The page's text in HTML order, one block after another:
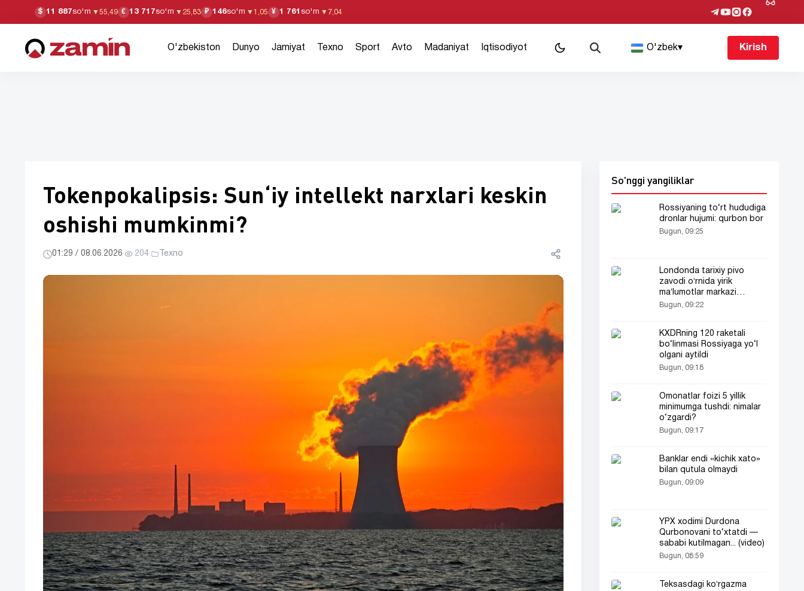
$ 11 887so'm ▼55,49 € 13 717so'm ▼ 25,83 ₽ 146so'm ▼1,05 ¥ 1 761 so'm ▼ 7,04
O'zbekiston Dunyo Jamiyat Texno Sport Avto Madaniyat Iqtisodiyot O'zbek▾ Kirish
Tokenpokalipsis: Sunʻiy intellekt narxlari keskin
oshishi mumkinmi?
01:29 / 08.06.2026· 204· Texno
So'nggi yangiliklar
Rossiyaning to‘rt hududiga
dronlar hujumi: qurbon bor
Bugun, 09:25
Londonda tarixiy pivo
zavodi oʻrnida yirik
maʼlumotlar markazi
quriladi
Bugun, 09:22
KXDRning 120 raketali
bo‘linmasi Rossiyaga yo‘l
olgani aytildi
Bugun, 09:18
Omonatlar foizi 5 yillik
minimumga tushdi: nimalar
o‘zgardi?
Bugun, 09:17
Banklar endi «kichik xato»
bilan qutula olmaydi
Bugun, 09:09
YPX xodimi Durdona
Qurbonovani to‘xtatdi —
sababi kutilmagan... (video)
Bugun, 08:59
Teksasdagi koʻrgazma